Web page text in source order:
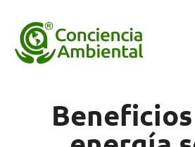
contenido